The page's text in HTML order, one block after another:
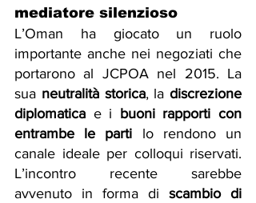
mediatore silenzioso
L’Oman ha giocato un ruolo
importante anche nei negoziati che
portarono al JCPOA nel 2015. La
sua neutralità storica, la discrezione
diplomatica e i buoni rapporti con
entrambe le parti lo rendono un
canale ideale per colloqui riservati.
L’incontro recente sarebbe
avvenuto in forma di scambio di